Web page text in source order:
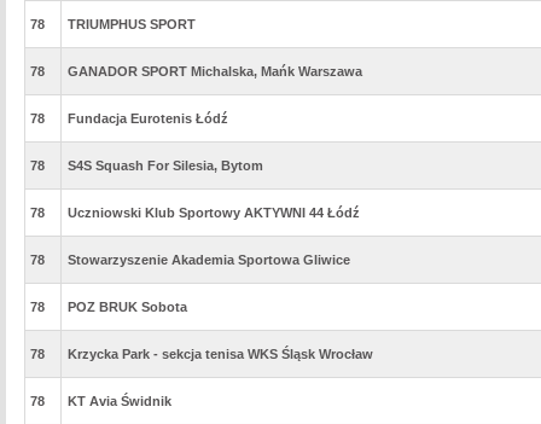
78 TRIUMPHUS SPORT
78 GANADOR SPORT Michalska, Mańk Warszawa
78 Fundacja Eurotenis Łódź
78 S4S Squash For Silesia, Bytom
78 Uczniowski Klub Sportowy AKTYWNI 44 Łódź
78 Stowarzyszenie Akademia Sportowa Gliwice
78 POZ BRUK Sobota
78 Krzycka Park - sekcja tenisa WKS Śląsk Wrocław
78 KT Avia Świdnik